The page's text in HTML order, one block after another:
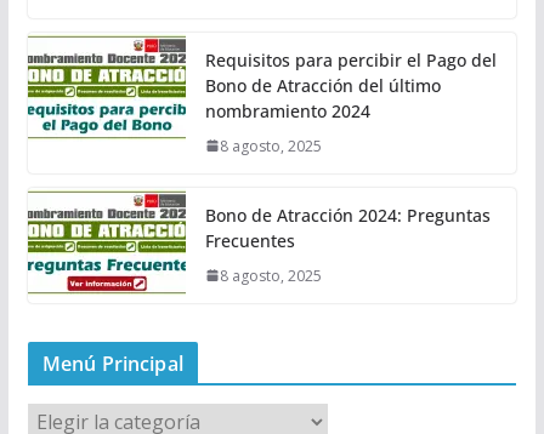
Requisitos para percibir el Pago del
Bono de Atracción del último
nombramiento 2024
8 agosto, 2025
Bono de Atracción 2024: Preguntas
Frecuentes
8 agosto, 2025
Menú Principal
M